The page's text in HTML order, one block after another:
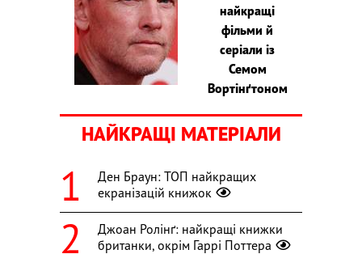
найкращі
фільми й
серіали із
Семом
Вортінґтоном
НАЙКРАЩІ МАТЕРІАЛИ
Ден Браун: ТОП найкращих
екранізацій книжок
Джоан Ролінґ: найкращі книжки
британки, окрім Гаррі Поттера